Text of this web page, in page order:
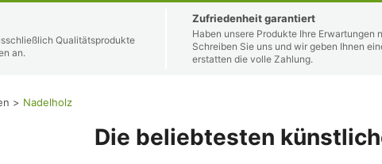
Nadelholz
Qualitätsprodukte
an.
Zufriedenheit garantiert
Haben unsere Produkte Ihre Erwartungen
Schreiben Sie uns und wir geben Ihnen
erstatten die volle Zahlung.
Die beliebtesten